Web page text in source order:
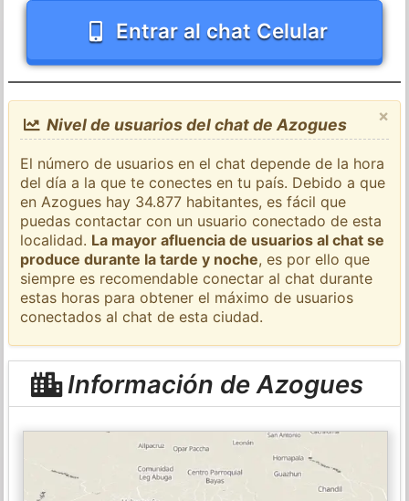
Entrar al chat Celular
×
Nivel de usuarios del chat de Azogues
El número de usuarios en el chat depende de la hora
del día a la que te conectes en tu país. Debido a que
en Azogues hay 34.877 habitantes, es fácil que
puedas contactar con un usuario conectado de esta
localidad. La mayor afluencia de usuarios al chat se
produce durante la tarde y noche, es por ello que
siempre es recomendable conectar al chat durante
estas horas para obtener el máximo de usuarios
conectados al chat de esta ciudad.
Información de Azogues